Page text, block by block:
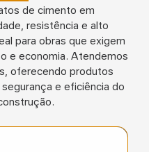
de cimento em
resistência e alto
para obras que exigem
e economia. Atendemos
oferecendo produtos
e eficiência do